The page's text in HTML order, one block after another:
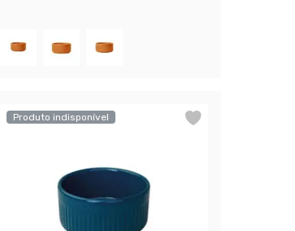
Produto indisponível